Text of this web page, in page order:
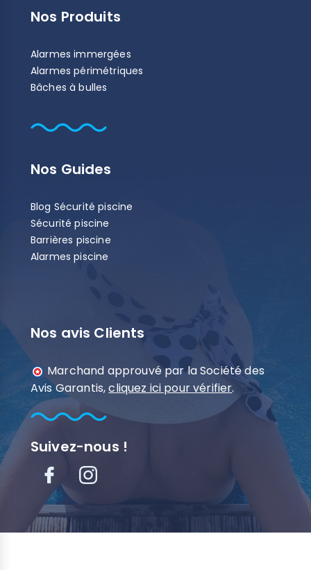
Nos Produits
Alarmes immergées
Alarmes périmétriques
Bâches à bulles
Nos Guides
Blog Sécurité piscine
Sécurité piscine
Barrières piscine
Alarmes piscine
Nos avis Clients
Marchand approuvé par la Société des
Avis Garantis,cliquez ici pour vérifier.
Suivez-nous !